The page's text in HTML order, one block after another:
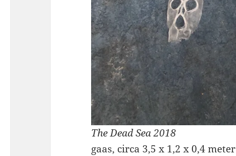
The Dead Sea 2018
gaas, circa 3,5 x 1,2 x 0,4 meter